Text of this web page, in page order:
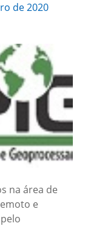
de 2020
na área de
e